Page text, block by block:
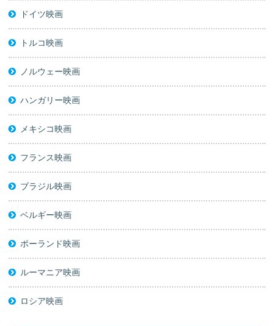
ドイツ映画
トルコ映画
ノルウェー映画
ハンガリー映画
メキシコ映画
フランス映画
ブラジル映画
ベルギー映画
ポーランド映画
ルーマニア映画
ロシア映画